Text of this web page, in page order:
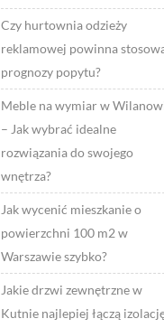
Czy hurtownia odzieży
reklamowej powinna
prognozy popytu?
Meble na wymiar w
– Jak wybrać idealne
rozwiązania do swojego
wnętrza?
Jak wycenić mieszkanie o
powierzchni 100 m2 w
Warszawie szybko?
Jakie drzwi zewnętrzne w
Kutnie najlepiej łączą